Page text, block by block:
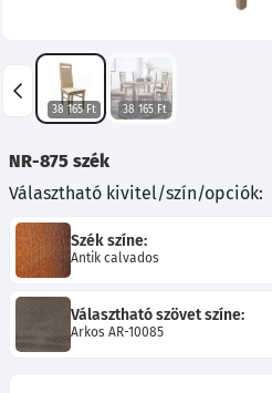
38 165 Ft 38 165 Ft
NR-875 szék
Választható kivitel/szín/opciók:
Szék színe:
Antik calvados
Választható szövet színe:
Arkos AR-10085